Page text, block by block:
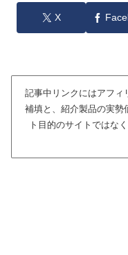
X
記事中リンクにはアフィ
補填と、紹介製品の実勢
ト目的のサイトではな